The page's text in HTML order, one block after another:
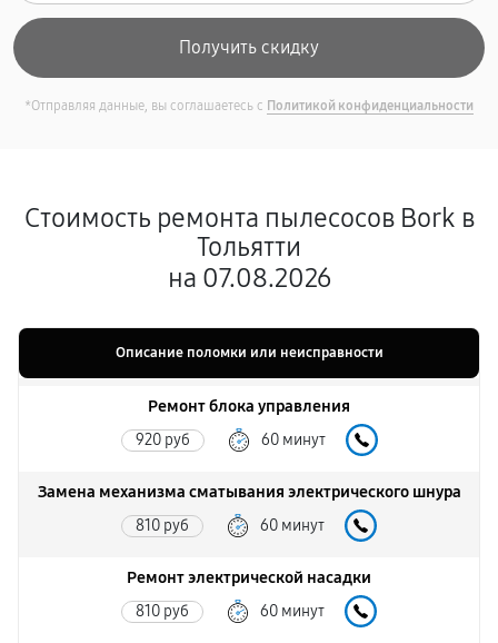
*Отправляя данные, вы соглашаетесь с Политикой конфиденциальности
Стоимость ремонта пылесосов Bork в
Тольятти
на 07.08.2026
Описание поломки или неисправности
Ремонт блока управления
920 руб 60 минут
Замена механизма сматывания электрического шнура
810 руб 60 минут
Ремонт электрической насадки
810 руб 60 минут